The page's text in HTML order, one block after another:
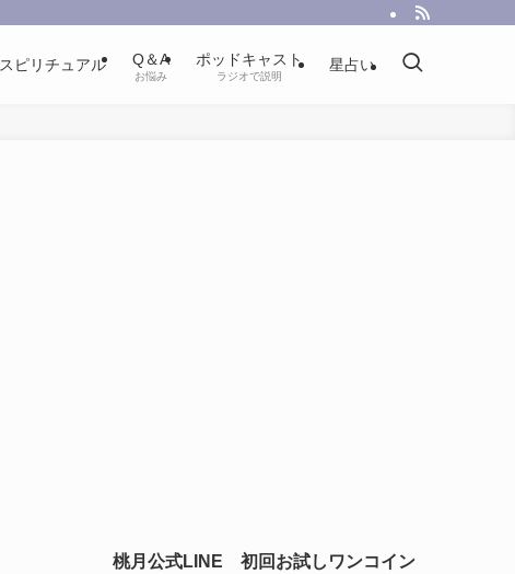
スピリチュアル Q＆A
お悩み
ポッドキャスト
ラジオで説明
星占い
桃月公式LINE 初回お試しワンコイン